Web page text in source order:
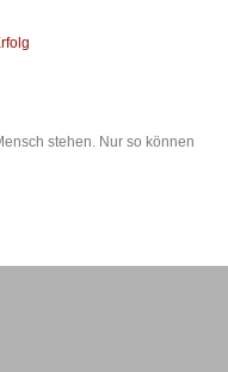
stehen. Nur so können